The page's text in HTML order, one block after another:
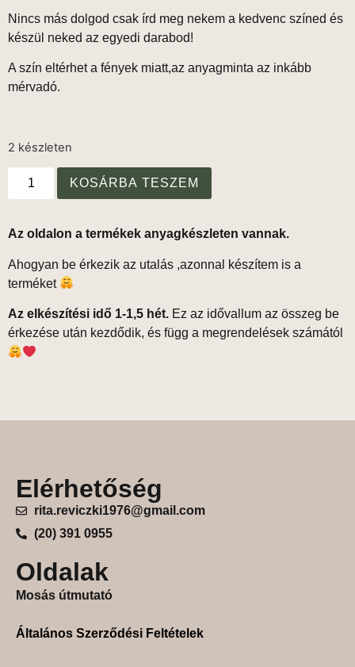
Nincs más dolgod csak írd meg nekem a kedvenc színed és
készül neked az egyedi darabod!
A szín eltérhet a fények miatt,az anyagminta az inkább
mérvadó.
2 készleten
KOSÁRBA TESZEM
Az oldalon a termékek anyagkészleten vannak.
Ahogyan be érkezik az utalás ,azonnal készítem is a
terméket
Az elkészítési idő 1-1,5 hét. Ez az idővallum az összeg be
érkezése után kezdődik, és függ a megrendelések számától
Elérhetőség
rita.reviczki1976@gmail.com
(20) 391 0955
Oldalak
Mosás útmutató
Általános Szerződési Feltételek